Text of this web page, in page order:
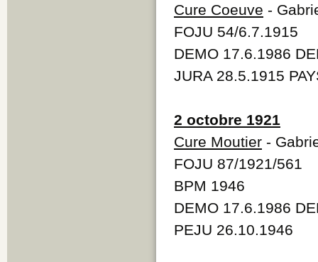
Cure Coeuve -
FOJU 54/6.7.1915
DEMO 17.6.1986
JURA 28.5.1915
2 octobre 1921
Cure Moutier -
FOJU 87/1921/561
BPM 1946
DEMO 17.6.1986
PEJU 26.10.1946